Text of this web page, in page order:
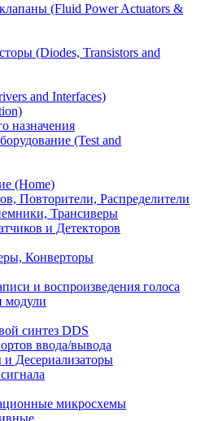
(Fluid Power Actuators &
(Diodes, Transistors and
and Interfaces)
назначения
(Test and
(Home)
Повторители, Распределители
Трансиверы
и Детекторов
Конверторы
и воспроизведения голоса
синтез DDS
ввода/вывода
Десериализаторы
микросхемы